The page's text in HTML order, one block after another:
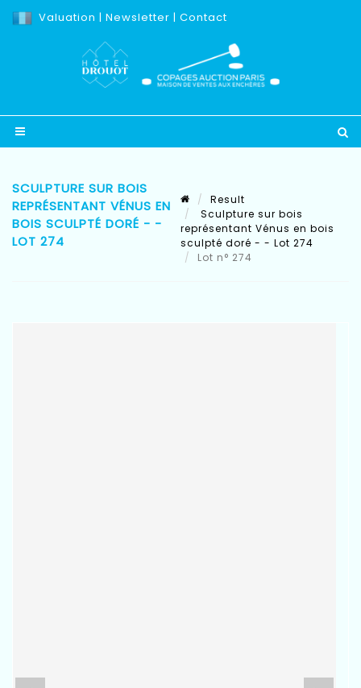
Valuation | Newsletter | Contact
SCULPTURE SUR BOIS
REPRÉSENTANT VÉNUS EN
BOIS SCULPTÉ DORÉ - -
LOT 274
Result
Sculpture sur bois
représentant Vénus en bois
sculpté doré - - Lot 274
Lot n° 274